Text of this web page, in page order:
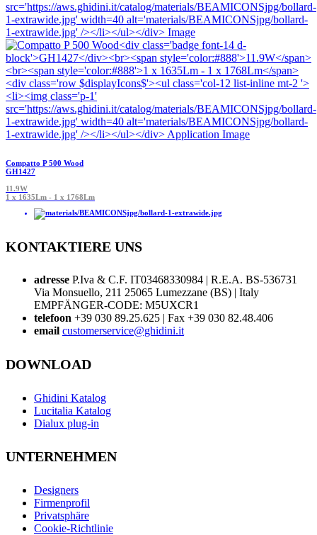
Compatto P 500 Wood
GH1427
11.9W
1 x 1635Lm - 1 x 1768Lm
KONTAKTIERE UNS
adresse P.Iva & C.F. IT03468330984 | R.E.A. BS-536731
Via Monsuello, 211 25065 Lumezzane (BS) | Italy
EMPFÄNGER-CODE: M5UXCR1
telefoon +39 030 89.25.625 | Fax +39 030 82.48.406
email customerservice@ghidini.it
DOWNLOAD
Ghidini Katalog
Lucitalia Katalog
Dialux plug-in
UNTERNEHMEN
Designers
Firmenprofil
Privatsphäre
Cookie-Richtlinie